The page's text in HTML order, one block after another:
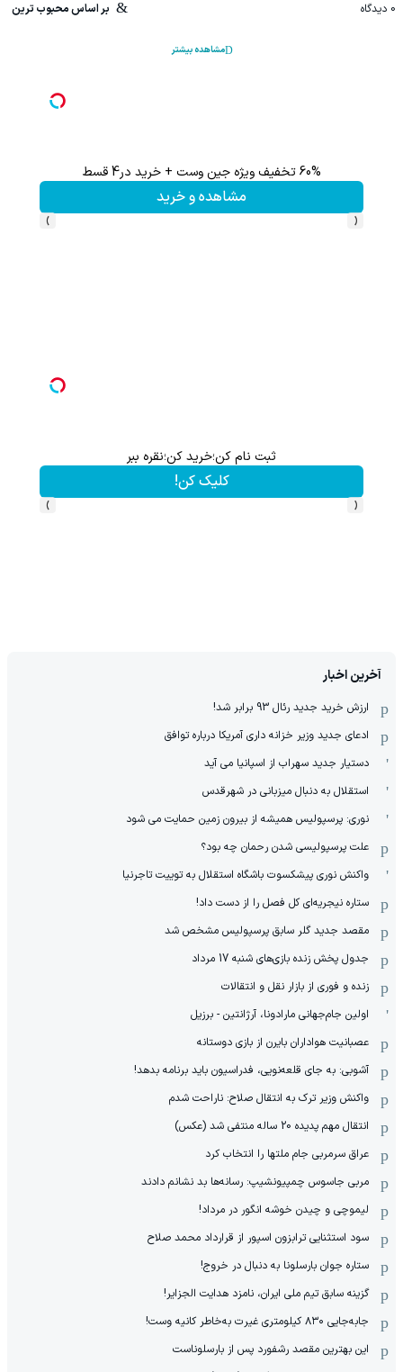
0 دیدگاه بر اساس محبوب ترین
مشاهده بیشتر
60% تخفیف ویژه جین وست + خرید در4 قسط
مشاهده و خرید
‹
›
ثبت نام کن؛خرید کن؛نقره ببر
کلیک کن!
‹
›
آخرین اخبار
ارزش خرید جدید رئال 93 برابر شد!
ادعای جدید وزیر خزانه داری آمریکا درباره توافق
دستیار جدید سهراب از اسپانیا می آید
استقلال به دنبال میزبانی در شهرقدس
نوری: پرسپولیس همیشه از بیرون زمین حمایت می شود
علت پرسپولیسی شدن رحمان چه بود؟
واکنش نوری پیشکسوت باشگاه استقلال به توییت تاجرنیا
ستاره نیجریه‌ای کل فصل را از دست داد!
مقصد جدید گلر سابق پرسپولیس مشخص شد
جدول پخش زنده بازی‌های شنبه 17 مرداد
زنده و فوری از بازار نقل و انتقالات
اولین جام‌جهانی مارادونا، آرژانتین - برزیل
عصبانیت هواداران بایرن از بازی دوستانه
آشوبی: به جای قلعه‌نویی، فدراسیون باید برنامه بدهد!
واکنش وزیر ترک به انتقال صلاح: ناراحت شدم
انتقال مهم پدیده 20 ساله منتفی شد (عکس)
عراق سرمربی جام ملتها را انتخاب کرد
مربی جاسوس چمپیونشیپ: رسانه‌ها بد نشانم دادند
لیموچی و چیدن خوشه انگور در مرداد!
سود استثنایی ترابزون اسپور از قرارداد محمد صلاح
ستاره جوان بارسلونا به دنبال در خروج!
گزینه سابق تیم ملی ایران، نامزد هدایت الجزایر!
جابه‌جایی ۸۳۰ کیلومتری غیرت به‌خاطر کانیه وست!
این بهترین مقصد رشفورد پس از بارسلوناست